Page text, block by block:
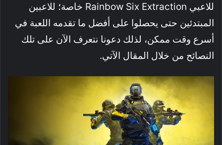
للاعبي Rainbow Six Extraction خاصة؛ للاعبين
المبتدئين حتى يحصلوا على أفضل ما تقدمه اللعبة في
أسرع وقت ممكن، لذلك دعونا نتعرف الآن على تلك
النصائح من خلال المقال الآتي.